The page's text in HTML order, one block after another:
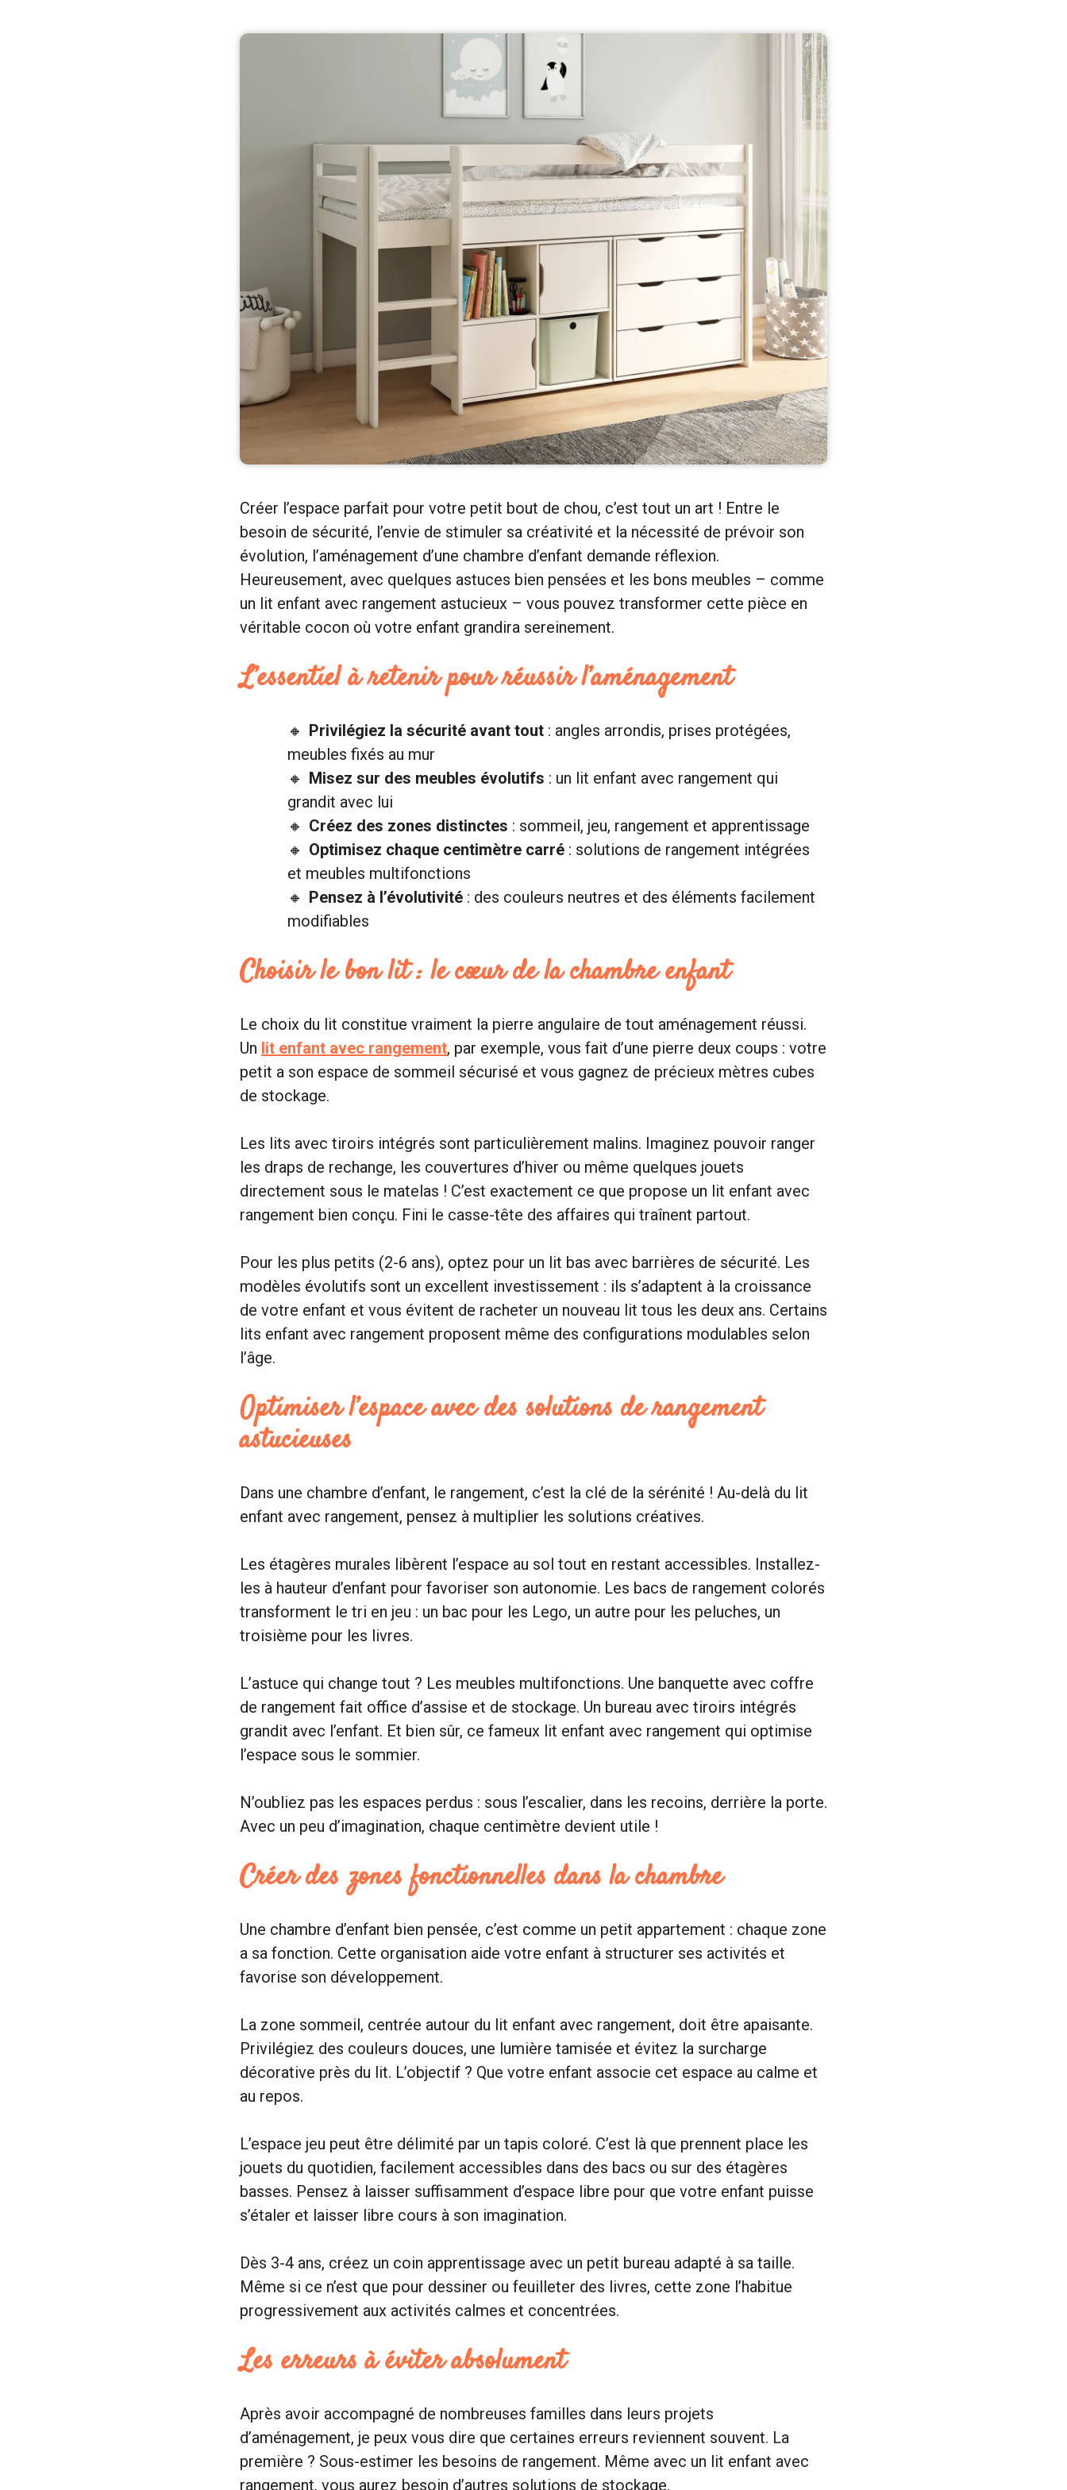
Créer l’espace parfait pour votre petit bout de chou, c’est tout un art ! Entre le
besoin de sécurité, l’envie de stimuler sa créativité et la nécessité de prévoir son
évolution, l’aménagement d’une chambre d’enfant demande réflexion.
Heureusement, avec quelques astuces bien pensées et les bons meubles – comme
un lit enfant avec rangement astucieux – vous pouvez transformer cette pièce en
véritable cocon où votre enfant grandira sereinement.
L’essentiel à retenir pour réussir l’aménagement
Privilégiez la sécurité avant tout : angles arrondis, prises protégées,
meubles fixés au mur
Misez sur des meubles évolutifs : un lit enfant avec rangement qui
grandit avec lui
Créez des zones distinctes : sommeil, jeu, rangement et apprentissage
Optimisez chaque centimètre carré : solutions de rangement intégrées
et meubles multifonctions
Pensez à l’évolutivité : des couleurs neutres et des éléments facilement
modifiables
Choisir le bon lit : le cœur de la chambre enfant
Le choix du lit constitue vraiment la pierre angulaire de tout aménagement réussi.
Un lit enfant avec rangement, par exemple, vous fait d’une pierre deux coups : votre
petit a son espace de sommeil sécurisé et vous gagnez de précieux mètres cubes
de stockage.
Les lits avec tiroirs intégrés sont particulièrement malins. Imaginez pouvoir ranger
les draps de rechange, les couvertures d’hiver ou même quelques jouets
directement sous le matelas ! C’est exactement ce que propose un lit enfant avec
rangement bien conçu. Fini le casse-tête des affaires qui traînent partout.
Pour les plus petits (2-6 ans), optez pour un lit bas avec barrières de sécurité. Les
modèles évolutifs sont un excellent investissement : ils s’adaptent à la croissance
de votre enfant et vous évitent de racheter un nouveau lit tous les deux ans. Certains
lits enfant avec rangement proposent même des configurations modulables selon
l’âge.
Optimiser l’espace avec des solutions de rangement
astucieuses
Dans une chambre d’enfant, le rangement, c’est la clé de la sérénité ! Au-delà du lit
enfant avec rangement, pensez à multiplier les solutions créatives.
Les étagères murales libèrent l’espace au sol tout en restant accessibles. Installez-
les à hauteur d’enfant pour favoriser son autonomie. Les bacs de rangement colorés
transforment le tri en jeu : un bac pour les Lego, un autre pour les peluches, un
troisième pour les livres.
L’astuce qui change tout ? Les meubles multifonctions. Une banquette avec coffre
de rangement fait office d’assise et de stockage. Un bureau avec tiroirs intégrés
grandit avec l’enfant. Et bien sûr, ce fameux lit enfant avec rangement qui optimise
l’espace sous le sommier.
N’oubliez pas les espaces perdus : sous l’escalier, dans les recoins, derrière la porte.
Avec un peu d’imagination, chaque centimètre devient utile !
Créer des zones fonctionnelles dans la chambre
Une chambre d’enfant bien pensée, c’est comme un petit appartement : chaque zone
a sa fonction. Cette organisation aide votre enfant à structurer ses activités et
favorise son développement.
La zone sommeil, centrée autour du lit enfant avec rangement, doit être apaisante.
Privilégiez des couleurs douces, une lumière tamisée et évitez la surcharge
décorative près du lit. L’objectif ? Que votre enfant associe cet espace au calme et
au repos.
L’espace jeu peut être délimité par un tapis coloré. C’est là que prennent place les
jouets du quotidien, facilement accessibles dans des bacs ou sur des étagères
basses. Pensez à laisser suffisamment d’espace libre pour que votre enfant puisse
s’étaler et laisser libre cours à son imagination.
Dès 3-4 ans, créez un coin apprentissage avec un petit bureau adapté à sa taille.
Même si ce n’est que pour dessiner ou feuilleter des livres, cette zone l’habitue
progressivement aux activités calmes et concentrées.
Les erreurs à éviter absolument
Après avoir accompagné de nombreuses familles dans leurs projets
d’aménagement, je peux vous dire que certaines erreurs reviennent souvent. La
première ? Sous-estimer les besoins de rangement. Même avec un lit enfant avec
rangement, vous aurez besoin d’autres solutions de stockage.